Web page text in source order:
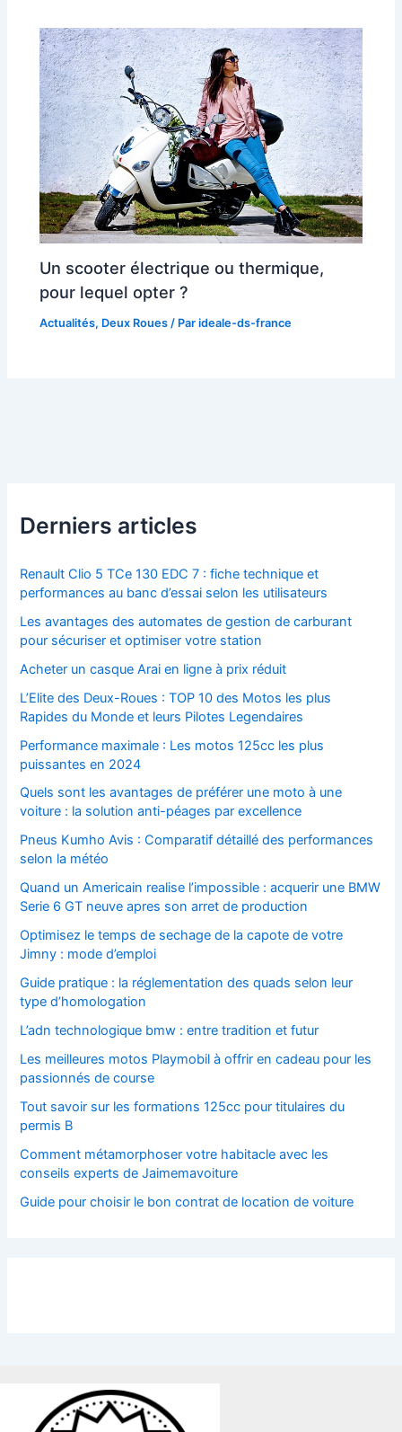
Un scooter électrique ou thermique,
pour lequel opter ?
Actualités, Deux Roues / Parideale-ds-france
Derniers articles
Renault Clio 5 TCe 130 EDC 7 : fiche technique et
performances au banc d’essai selon les utilisateurs
Les avantages des automates de gestion de carburant
pour sécuriser et optimiser votre station
Acheter un casque Arai en ligne à prix réduit
L’Elite des Deux-Roues : TOP 10 des Motos les plus
Rapides du Monde et leurs Pilotes Legendaires
Performance maximale : Les motos 125cc les plus
puissantes en 2024
Quels sont les avantages de préférer une moto à une
voiture : la solution anti-péages par excellence
Pneus Kumho Avis : Comparatif détaillé des performances
selon la météo
Quand un Americain realise l’impossible : acquerir une BMW
Serie 6 GT neuve apres son arret de production
Optimisez le temps de sechage de la capote de votre
Jimny : mode d’emploi
Guide pratique : la réglementation des quads selon leur
type d’homologation
L’adn technologique bmw : entre tradition et futur
Les meilleures motos Playmobil à offrir en cadeau pour les
passionnés de course
Tout savoir sur les formations 125cc pour titulaires du
permis B
Comment métamorphoser votre habitacle avec les
conseils experts de Jaimemavoiture
Guide pour choisir le bon contrat de location de voiture